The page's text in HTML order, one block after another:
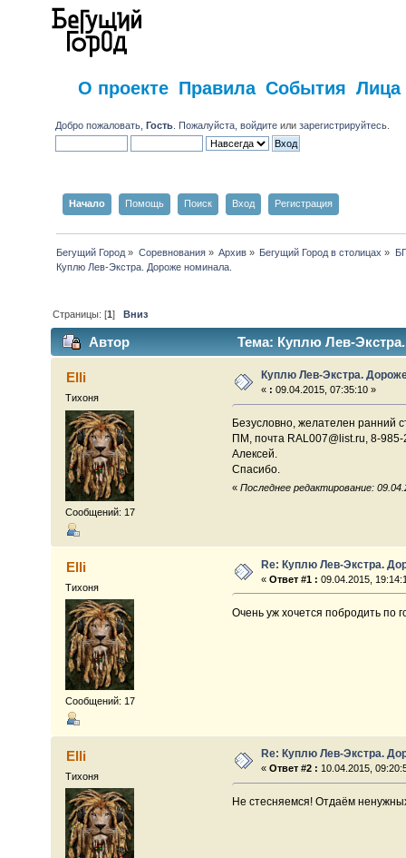
О проекте Правила События Лица
Добро пожаловать,Гость . Пожалуйста,войдите илизарегистрируйтесь
Начало Помощь Поиск Вход Регистрация
Бегущий Город » Соревнования» Архив » Бегущий Город в столицах »
Куплю Лев-Экстра. Дороже номинала.
Страницы: [1]Вниз
Автор Тема: Куплю Лев-
Elli
Тихоня
Сообщений: 17
Куплю Лев-Экстра.
« : 09.04.2015, 07:35:10 »
Безусловно, желателен ранний
ПМ, почта RAL007@list.ru, 8-985-
Алексей.
Спасибо.
« Последнее редактирование:
Elli
Тихоня
Сообщений: 17
Re: Куплю Лев-Экстра.
«Ответ #1 : 09.04.2015,
Очень уж хочется побродить по
Elli
Тихоня
Re: Куплю Лев-Экстра.
«Ответ #2 : 10.04.2015,
Не стесняемся! Отдаём